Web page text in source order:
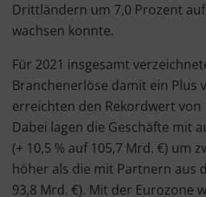
Drittländern um 7,0 Prozent
wachsen konnte.
Für 2021 insgesamt
Branchenerlöse damit ein Plus
erreichten den Rekordwert von
Dabei lagen die Geschäfte mit
(+ 10,5 % auf 105,7 Mrd. €) um
höher als die mit Partnern aus
93,8 Mrd. €). Mit der Eurozone